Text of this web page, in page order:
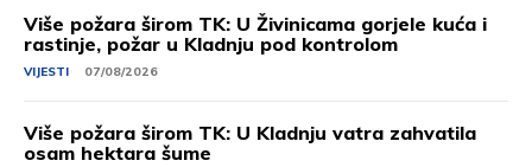
Više požara širom TK: U Živinicama gorjele kuća i
rastinje, požar u Kladnju pod kontrolom
VIJESTI 07/08/2026
Više požara širom TK: U Kladnju vatra zahvatila
osam hektara šume